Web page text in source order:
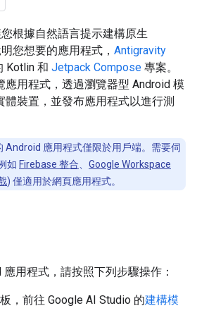
根據自然語言提示建構原生
您想要的應用程式， Antigravity
Kotlin 和 Jetpack Compose 專案。
應用程式，透過瀏覽器型 Android 模
體裝置，並發布應用程式以進行測
Android 應用程式僅限於用戶端。需要伺
如 Firebase 整合
Google Workspace
) 僅適用於網頁應用程式。
用程式，請按照下列步驟操作：
，前往 Google AI Studio 的建構模